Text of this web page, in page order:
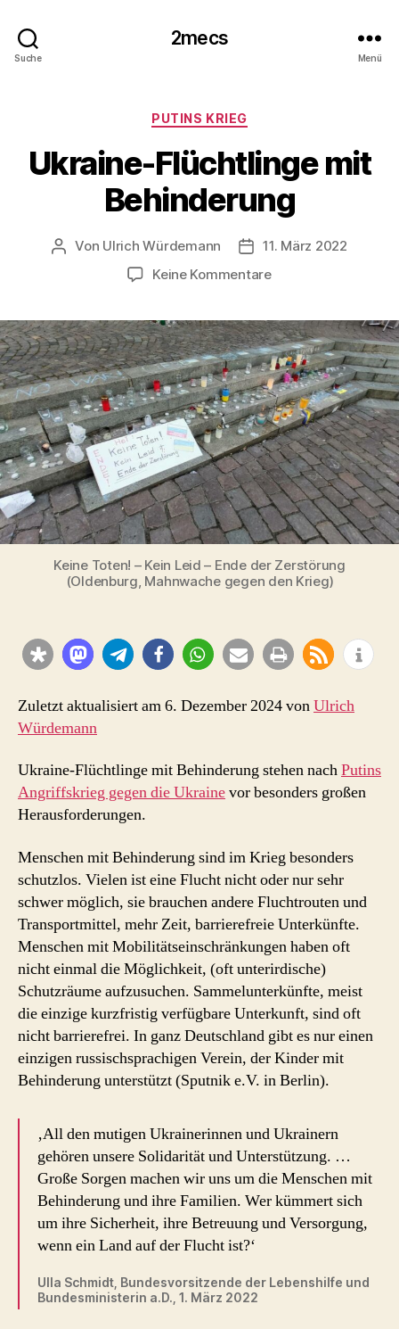
Suche
2mecs
Menü
Kategorien
PUTINS KRIEG
Ukraine-Flüchtlinge mit
Behinderung
Beitragsautor
Von Ulrich Würdemann Beitragsdatum
11. März 2022
Keine Kommentarezu
mit
Behinderung
Keine Toten! – Kein Leid – Ende der Zerstörung
(Oldenburg, Mahnwache gegen den Krieg)
Zuletzt aktualisiert am 6. Dezember 2024 vonUlrich
Würdemann
Ukraine-Flüchtlinge mit Behinderung stehen nachPutins
Angriffskrieg gegen die Ukrainevor besonders großen
Herausforderungen.
Menschen mit Behinderung sind im Krieg besonders
schutzlos. Vielen ist eine Flucht nicht oder nur sehr
schwer möglich, sie brauchen andere Fluchtrouten und
Transportmittel, mehr Zeit, barrierefreie Unterkünfte.
Menschen mit Mobilitätseinschränkungen haben oft
nicht einmal die Möglichkeit, (oft unterirdische)
Schutzräume aufzusuchen. Sammelunterkünfte, meist
die einzige kurzfristig verfügbare Unterkunft, sind oft
nicht barrierefrei. In ganz Deutschland gibt es nur einen
einzigen russischsprachigen Verein, der Kinder mit
Behinderung unterstützt (Sputnik e.V. in Berlin).
‚All den mutigen Ukrainerinnen und Ukrainern
gehören unsere Solidarität und Unterstützung. …
Große Sorgen machen wir uns um die Menschen mit
Behinderung und ihre Familien. Wer kümmert sich
um ihre Sicherheit, ihre Betreuung und Versorgung,
wenn ein Land auf der Flucht ist?‘
Ulla Schmidt, Bundesvorsitzende der Lebenshilfe und
Bundesministerin a.D., 1. März 2022